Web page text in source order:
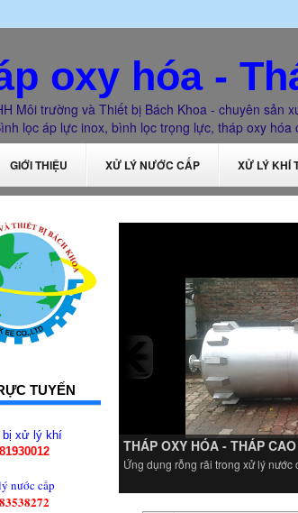
oxy hóa -
Môi trường và Thiết bị Bách Khoa - chuyên sản
lọc áp lực inox, bình lọc trọng lực, tháp oxy
GIỚI THIỆU XỬ LÝ NƯỚC CẤP XỬ LÝ KHÍ
TUYẾN
bị xử lý khí
nước cấp
THÁP OXY HÓA - THÁP
Ứng dụng rỗng rãi trong xử lý